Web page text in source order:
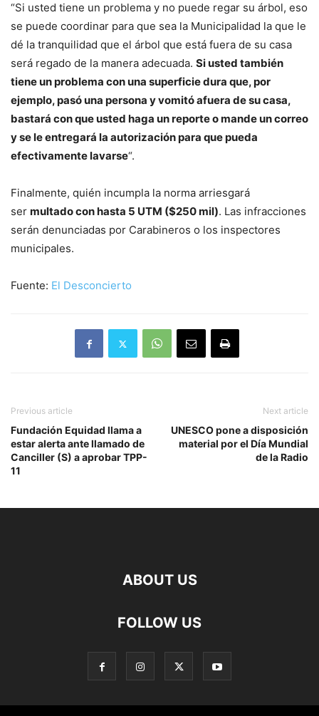
“Si usted tiene un problema y no puede regar su árbol, eso
se puede coordinar para que sea la Municipalidad la que le
dé la tranquilidad que el árbol que está fuera de su casa
será regado de la manera adecuada. Si usted también
tiene un problema con una superficie dura que, por
ejemplo, pasó una persona y vomitó afuera de su casa,
bastará con que usted haga un reporte o mande un correo
y se le entregará la autorización para que pueda
efectivamente lavarse“.
Finalmente, quién incumpla la norma arriesgará
ser multado con hasta 5 UTM ($250 mil). Las infracciones
serán denunciadas por Carabineros o los inspectores
municipales.
Fuente: El Desconcierto
Previous article
Fundación Equidad llama a
estar alerta ante llamado de
Canciller (S) a aprobar TPP-
11
Next article
UNESCO pone a disposición
material por el Día Mundial
de la Radio
ABOUT US
FOLLOW US